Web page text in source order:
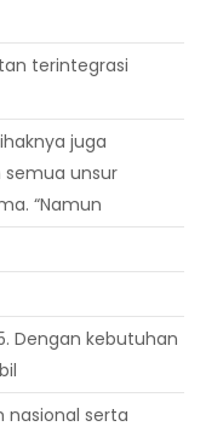
terintegrasi
juga
unsur
“Namun
Dengan kebutuhan
nasional serta